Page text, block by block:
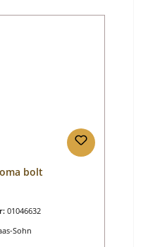
bolt
01046632
Sohn